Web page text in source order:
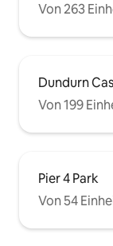
Von 263
Dundurn
Von 199
Pier 4 Park
Von 54